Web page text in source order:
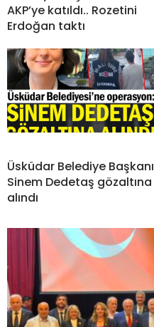
AKP’ye katıldı.. Rozetini
Erdoğan taktı
Üsküdar Belediye Başkanı
Sinem Dedetaş gözaltına
alındı